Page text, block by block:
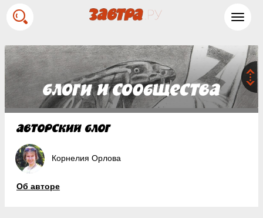
Корнелия Орлова
Об авторе